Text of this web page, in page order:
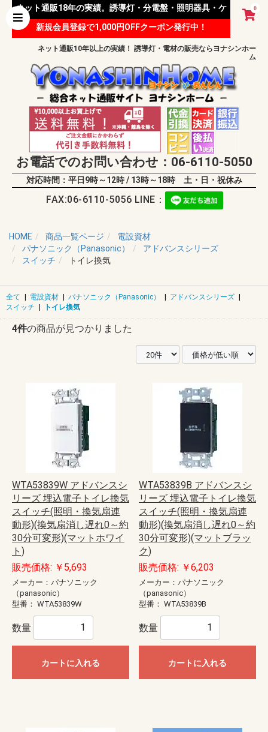
0
ネット通販18年の実績。誘導灯・分電盤・照明器具・ケ
ーブル等 様々な資材を取り扱っています。
新規会員登録で1,000円OFFクーポン発行中！
ネット通販10年以上の実績！ 誘導灯・電材の販売ならヨナシンホー
ム
お電話でのお問い合わせ：06-6110-5050
対応時間：平日9時～12時 / 13時～18時 土・日・祝休み
FAX:06-6110-5056 LINE：
HOME 商品一覧ページ
電設資材
パナソニック（Panasonic）
アドバンスシリーズ
スイッチ
トイレ換気
全て | 電設資材 | パナソニック（Panasonic） | アドバンスシリーズ |
スイッチ | トイレ換気
4件の商品が見つかりました
WTA53839W アドバンスシ
リーズ 埋込電子トイレ換気
スイッチ(照明・換気扇連
動形)(換気扇消し遅れ0～約
30分可変形)(マットホワイ
ト)
販売価格: ￥5,693
メーカー：パナソニック
（panasonic）
型番： WTA53839W
数量
カートに入れる
WTA53839B アドバンスシ
リーズ 埋込電子トイレ換気
スイッチ(照明・換気扇連
動形)(換気扇消し遅れ0～約
30分可変形)(マットブラッ
ク)
販売価格: ￥6,203
メーカー：パナソニック
（panasonic）
型番： WTA53839B
数量
カートに入れる